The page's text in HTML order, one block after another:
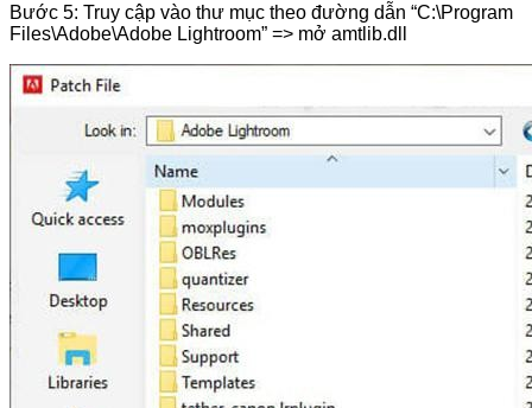
Bước 5: Truy cập vào thư mục theo đường dẫn “C:\Program
Files\Adobe\Adobe Lightroom” => mở amtlib.dll